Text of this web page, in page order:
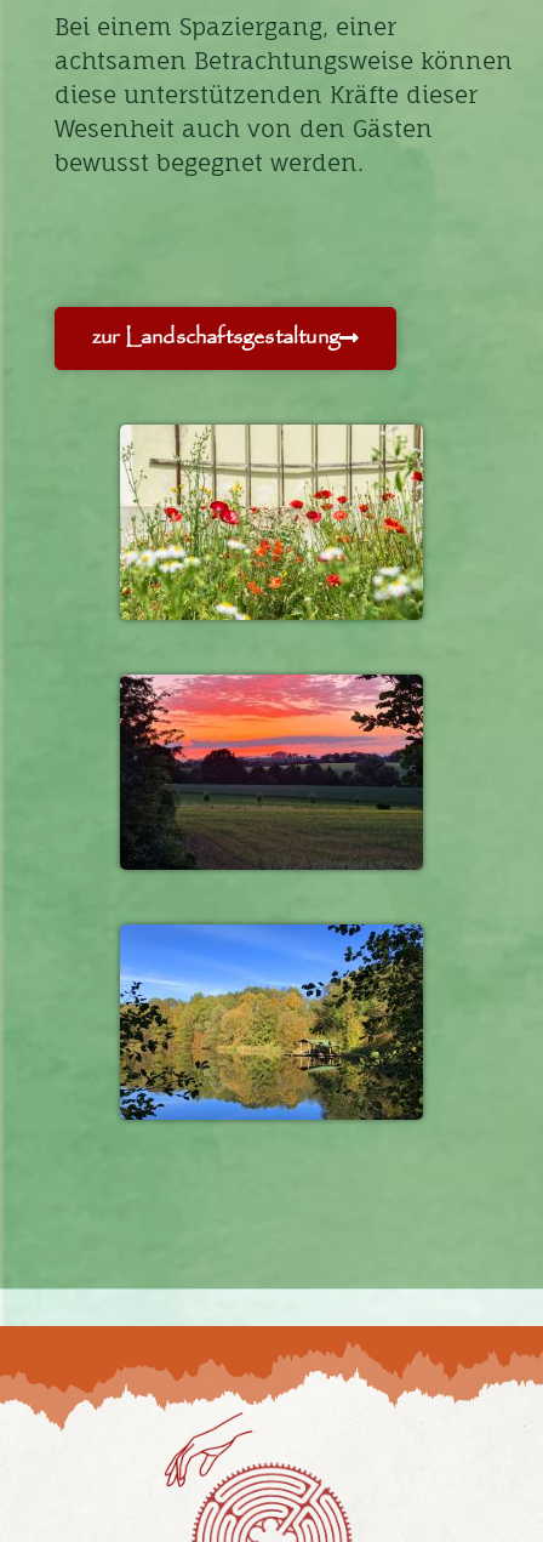
Bei einem Spaziergang, einer
achtsamen Betrachtungsweise können
diese unterstützenden Kräfte dieser
Wesenheit auch von den Gästen
bewusst begegnet werden.
zur Landschaftsgestaltung